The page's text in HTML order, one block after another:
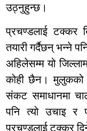
उठ्नुहुन्छ।
प्रचण्डलाई टक्कर
तयारी गर्दैछन् भन्ने
अहिलेसम्म यो
कोही छैन। मुलुकको
संकट समाधानमा
पनि त्यो उचाइ र
प्रचण्डलाई टक्कर